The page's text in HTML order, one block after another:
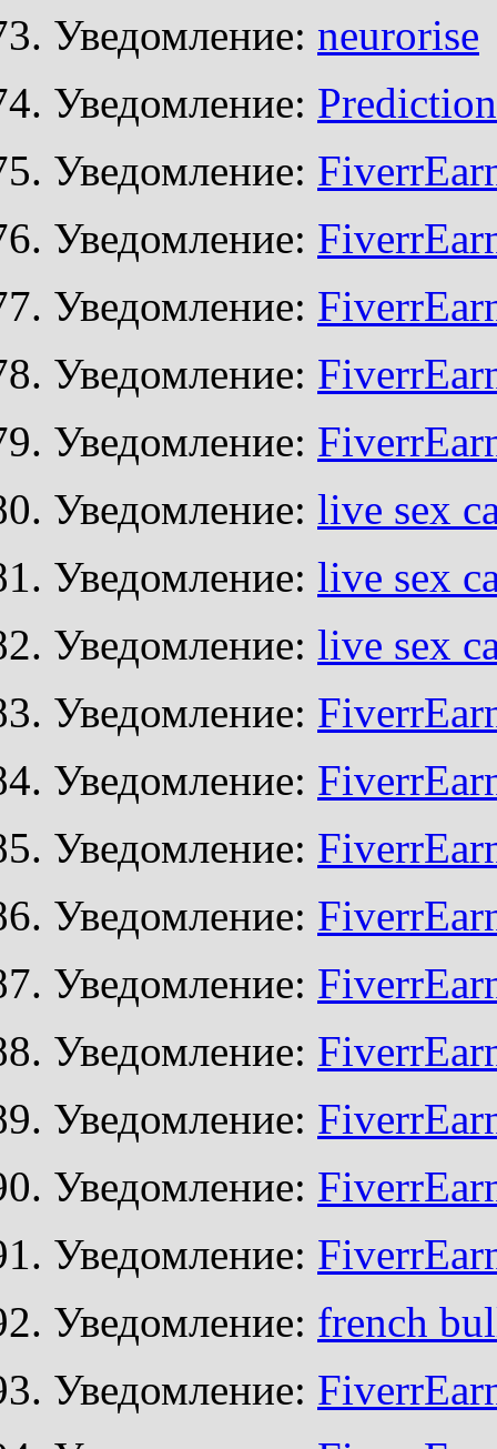
Уведомление: neurorise
Уведомление:
Уведомление:
Уведомление:
Уведомление:
Уведомление:
Уведомление:
Уведомление: live sex
Уведомление: live sex
Уведомление: live sex
Уведомление:
Уведомление:
Уведомление:
Уведомление:
Уведомление:
Уведомление:
Уведомление:
Уведомление:
Уведомление:
Уведомление: french
Уведомление: